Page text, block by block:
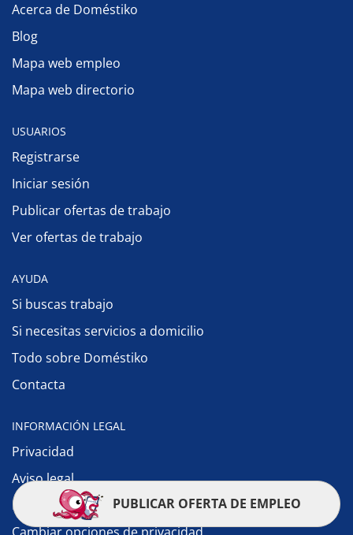
Acerca de Doméstiko
Blog
Mapa web empleo
Mapa web directorio
USUARIOS
Registrarse
Iniciar sesión
Publicar ofertas de trabajo
Ver ofertas de trabajo
AYUDA
Si buscas trabajo
Si necesitas servicios a domicilio
Todo sobre Doméstiko
Contacta
INFORMACIÓN LEGAL
Privacidad
Aviso legal
Política de cookiesPUBLICAR OFERTA DE EMPLEO